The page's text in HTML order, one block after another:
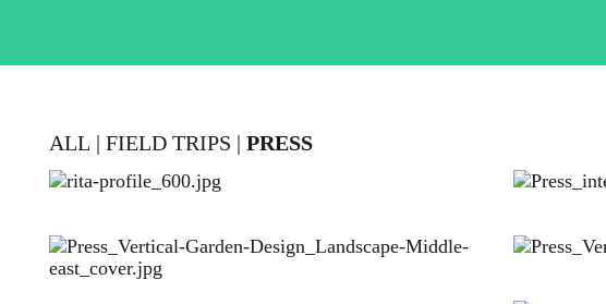
ALL FIELD TRIPS PRESS